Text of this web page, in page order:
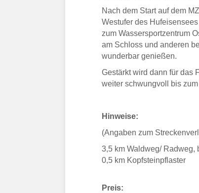
Nach dem Start auf dem
Westufer des
zum Wassersportzentrum
am Schloss und anderen
wunderbar genießen.
Gestärkt wird dann für das
weiter schwungvoll bis
Hinweise:
(Angaben zum
3,5 km Waldweg/ Radweg,
0,5 km Kopfsteinpflaster
Preis: